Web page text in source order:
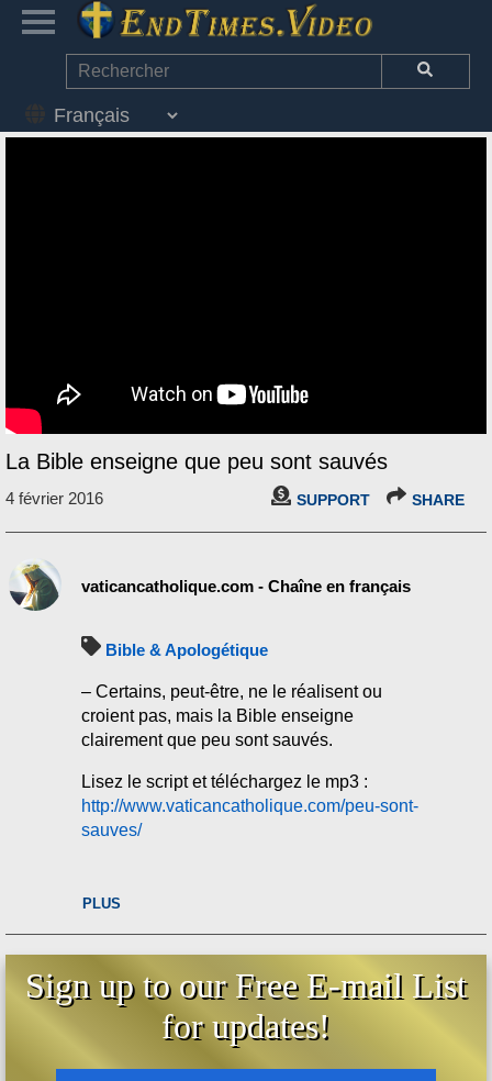
La Bible enseigne que peu sont sauvés
4 février 2016 SUPPORT SHARE
vaticancatholique.com - Chaîne en français
Bible & Apologétique
– Certains, peut-être, ne le réalisent ou
croient pas, mais la Bible enseigne
clairement que peu sont sauvés.
Lisez le script et téléchargez le mp3 :
http://www.vaticancatholique.com/peu-sont-
sauves/
PLUS
Sign up to our Free E-mail List
for updates!